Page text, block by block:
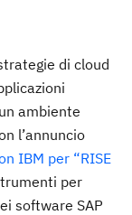
di cloud
ambiente
l’annuncio
IBM per “RISE
per
software SAP